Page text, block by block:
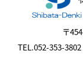
〒
TEL.052-353-